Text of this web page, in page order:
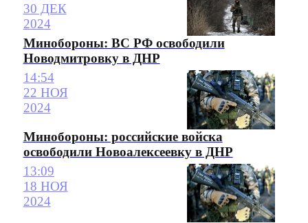
30 ДЕК
2024
Минобороны: ВС РФ освободили
Новодмитровку в ДНР
14:54
22 НОЯ
2024
Минобороны: российские войска
освободили Новоалексеевку в ДНР
13:09
18 НОЯ
2024